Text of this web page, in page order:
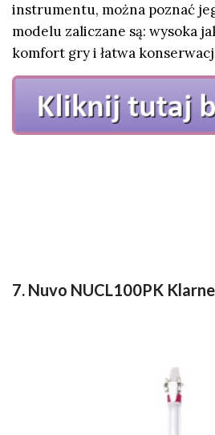
instrumentu, można poznać
modelu zaliczane są: wysoka
komfort gry i łatwa
7. Nuvo NUCL100PK